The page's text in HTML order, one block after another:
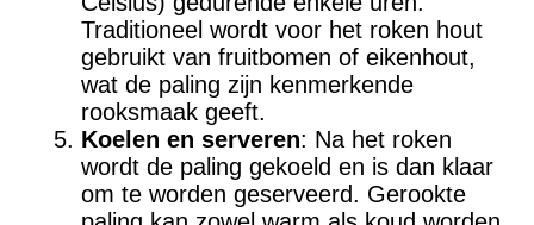
Traditioneel wordt voor het roken hout
gebruikt van fruitbomen of eikenhout,
wat de paling zijn kenmerkende
rooksmaak geeft.
Koelen en serveren: Na het roken
wordt de paling gekoeld en is dan klaar
om te worden geserveerd. Gerookte